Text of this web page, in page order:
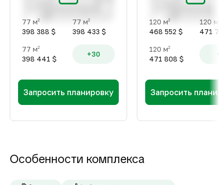
77 м2
398 388 $
77 м2
398 433 $
77 м2
398 441 $
+30
Запросить планировку
120 м2
468 552 $
120 м
471
120 м2
471 808 $
Запросить
Особенности комплекса